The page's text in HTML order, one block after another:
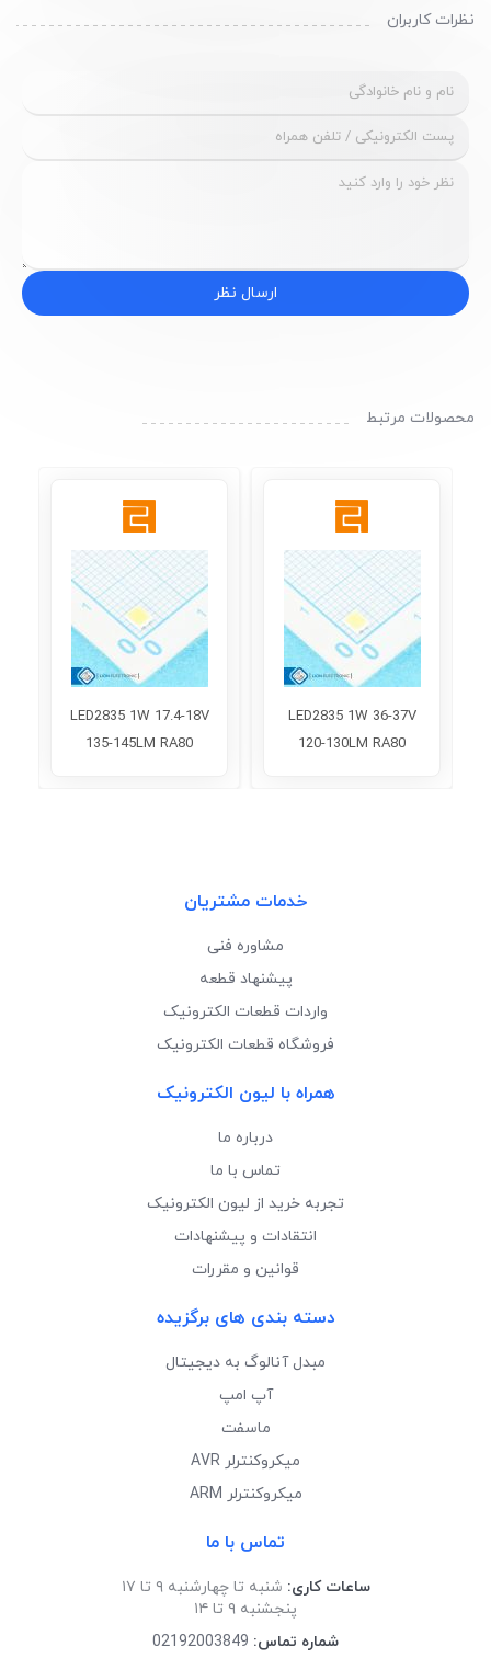
نظرات کاربران
ارسال نظر
محصولات مرتبط
LED2835 1W 36-37V
120-130LM RA80
LED2835 1W 17.4-18V
135-145LM RA80
خدمات مشتریان
مشاوره فنی
پیشنهاد قطعه
واردات قطعات الکترونیک
فروشگاه قطعات الکترونیک
همراه با لیون الکترونیک
درباره ما
تماس با ما
تجربه خرید از لیون الکترونیک
انتقادات و پیشنهادات
قوانین و مقررات
دسته بندی های برگزیده
مبدل آنالوگ به دیجیتال
آپ امپ
ماسفت
میکروکنترلر AVR
میکروکنترلر ARM
تماس با ما
ساعات کاری: شنبه تا چهارشنبه ۹ تا ۱۷
پنجشنبه ۹ تا ۱۴
شماره تماس: 02192003849